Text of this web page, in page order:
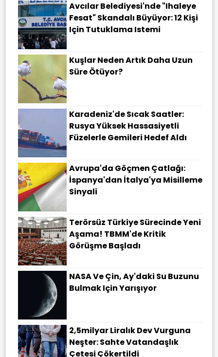
Avcılar Belediyesi'nde "ihaleye
Fesat" Skandalı Büyüyor: 12 Kişi
Için Tutuklama Istemi
Kuşlar Neden Artık Daha Uzun
Süre Ötüyor?
Karadeniz'de Sıcak Saatler:
Rusya Yüksek Hassasiyetli
Füzelerle Gemileri Hedef Aldı
Avrupa'da Göçmen Çatlağı:
İspanya'dan İtalya'ya Misilleme
Sinyali
Terörsüz Türkiye Sürecinde Yeni
Aşama! TBMM'de Kritik
Görüşme Başladı
NASA Ve Çin, Ay'daki Su Buzunu
Bulmak Için Yarışıyor
2,5milyar Liralık Dev Vurguna
Neşter: Sahte Vatandaşlık
Çetesi Çökertildi